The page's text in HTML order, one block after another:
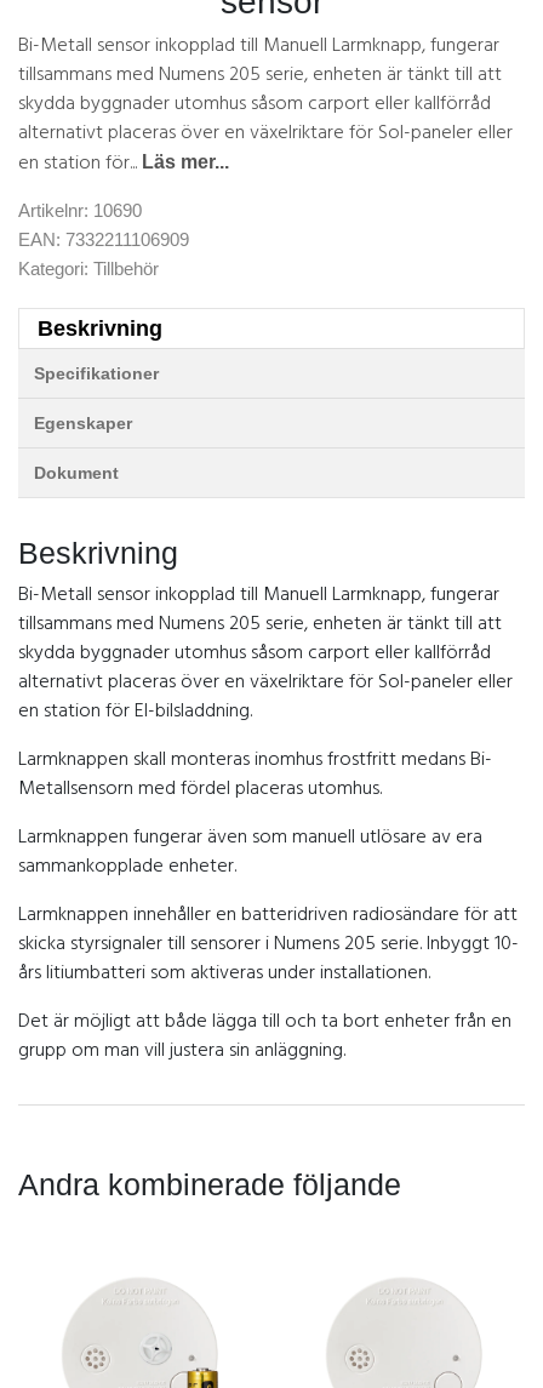
Bi-Metall sensor inkopplad till Manuell Larmknapp, fungerar
tillsammans med Numens 205 serie, enheten är tänkt till att
skydda byggnader utomhus såsom carport eller kallförråd
alternativt placeras över en växelriktare för Sol-paneler eller
en station för... Läs mer...
Artikelnr: 10690
EAN: 7332211106909
Kategori: Tillbehör
Beskrivning
Specifikationer
Egenskaper
Dokument
Beskrivning
Bi-Metall sensor inkopplad till Manuell Larmknapp, fungerar
tillsammans med Numens 205 serie, enheten är tänkt till att
skydda byggnader utomhus såsom carport eller kallförråd
alternativt placeras över en växelriktare för Sol-paneler eller
en station för El-bilsladdning.
Larmknappen skall monteras inomhus frostfritt medans Bi-
Metallsensorn med fördel placeras utomhus.
Larmknappen fungerar även som manuell utlösare av era
sammankopplade enheter.
Larmknappen innehåller en batteridriven radiosändare för att
skicka styrsignaler till sensorer i Numens 205 serie. Inbyggt 10-
års litiumbatteri som aktiveras under installationen.
Det är möjligt att både lägga till och ta bort enheter från en
grupp om man vill justera sin anläggning.
Andra kombinerade följande